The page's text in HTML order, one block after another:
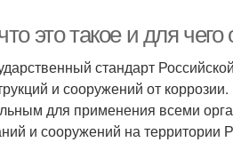
это такое и для чего
стандарт
и сооружений от
для применения всеми
и сооружений на территории